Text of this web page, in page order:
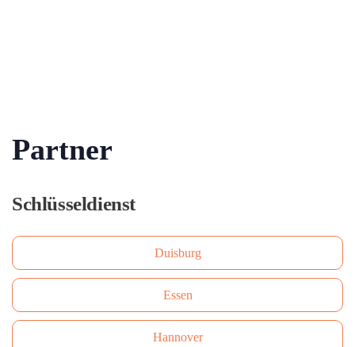
Partner
Schlüsseldienst
Duisburg
Essen
Hannover